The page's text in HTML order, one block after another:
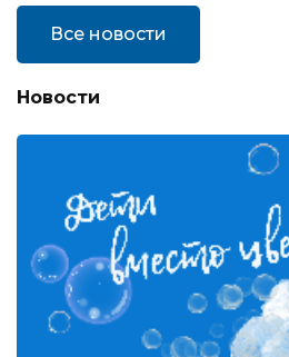
Все новости
Новости